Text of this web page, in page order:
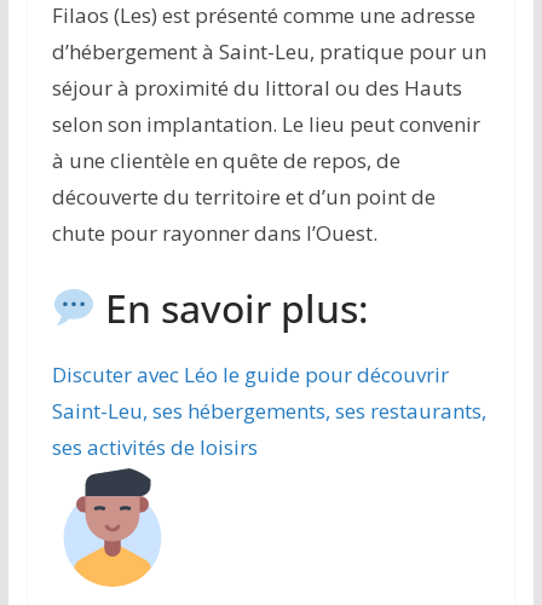
Filaos (Les) est présenté comme une adresse
d’hébergement à Saint-Leu, pratique pour un
séjour à proximité du littoral ou des Hauts
selon son implantation. Le lieu peut convenir
à une clientèle en quête de repos, de
découverte du territoire et d’un point de
chute pour rayonner dans l’Ouest.
En savoir plus:
Discuter avec Léo le guide pour découvrir
Saint-Leu, ses hébergements, ses restaurants,
ses activités de loisirs